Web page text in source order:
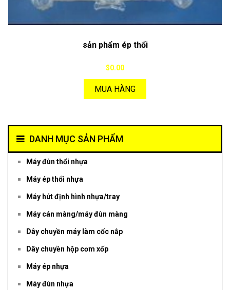
sản phẩm ép thổi
$0.00
MUA HÀNG
DANH MỤC SẢN PHẨM
Máy đùn thổi nhựa
Máy ép thổi nhựa
Máy hút định hình nhựa/tray
Máy cán màng/máy đùn màng
Dây chuyền máy làm cốc nắp
Dây chuyền hộp cơm xốp
Máy ép nhựa
Máy đùn nhựa